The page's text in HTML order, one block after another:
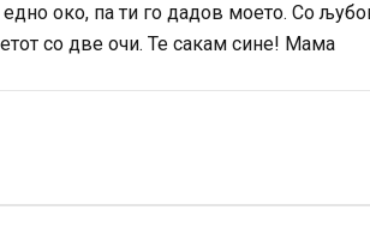
око, па ти го дадов моето. Со
со две очи. Те сакам сине! Мама